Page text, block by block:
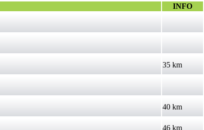
INFO
35 km
40 km
46 km